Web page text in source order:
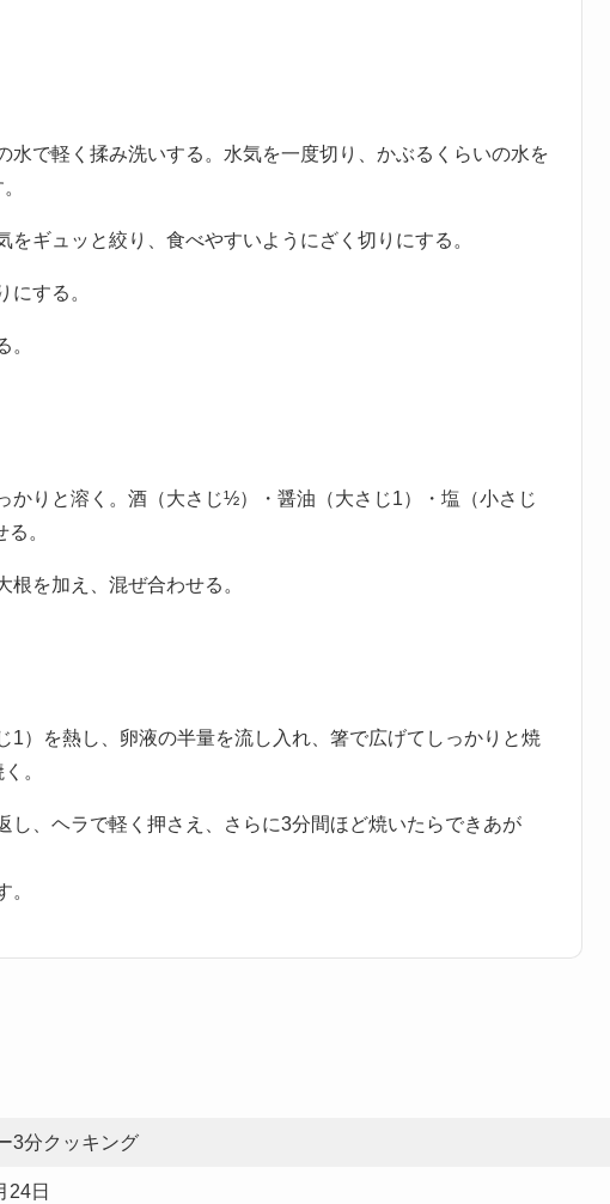
水で軽く揉み洗いする。水気を一度切り、かぶるくらいの水を
をギュッと絞り、食べやすいようにざく切りにする。
にする。
。
かりと溶く。酒（大さじ½）・醤油（大さじ1）・塩（小さじ
。
を加え、混ぜ合わせる。
1）を熱し、卵液の半量を流し入れ、箸で広げてしっかりと焼
。
し、ヘラで軽く押さえ、さらに3分間ほど焼いたらできあが
3分クッキング
24日